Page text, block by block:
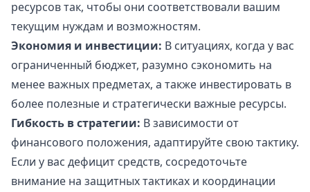
ресурсов так, чтобы они соответствовали вашим
текущим нуждам и возможностям.
Экономия и инвестиции: В ситуациях, когда у вас
ограниченный бюджет, разумно сэкономить на
менее важных предметах, а также инвестировать в
более полезные и стратегически важные ресурсы.
Гибкость в стратегии: В зависимости от
финансового положения, адаптируйте свою тактику.
Если у вас дефицит средств, сосредоточьте
внимание на защитных тактиках и координации